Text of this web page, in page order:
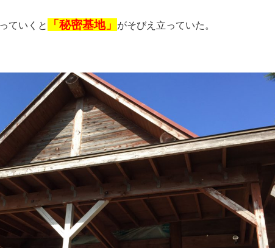
ていくと 「秘密基地」 がそびえ立っていた。